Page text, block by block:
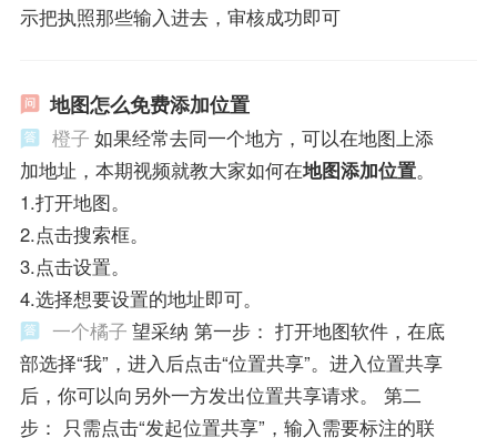
示把执照那些输入进去，审核成功即可
地图怎么免费添加位置
橙子 如果经常去同一个地方，可以在地图上添
加地址，本期视频就教大家如何在地图添加位置。
1.打开地图。
2.点击搜索框。
3.点击设置。
4.选择想要设置的地址即可。
一个橘子 望采纳 第一步： 打开地图软件，在底
部选择“我”，进入后点击“位置共享”。进入位置共享
后，你可以向另外一方发出位置共享请求。 第二
步： 只需点击“发起位置共享”，输入需要标注的联